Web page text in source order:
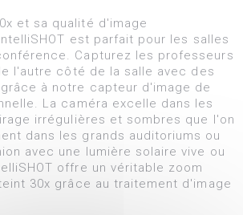
et sa qualité d'image
est parfait pour les salles
Capturez les professeurs
l'autre côté de la salle avec des
à notre capteur d'image de
La caméra excelle dans les
irrégulières et sombres que l'on
dans les grands auditoriums ou
avec une lumière solaire vive ou
offre un véritable zoom
30x grâce au traitement d'image